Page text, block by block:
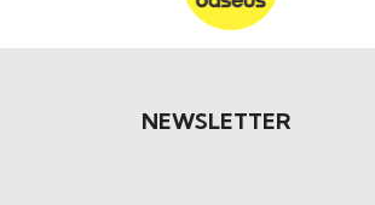
NEWSLETTER